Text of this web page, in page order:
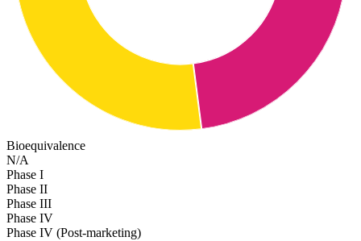
Bioequivalence
N/A
Phase I
Phase II
Phase III
Phase IV
Phase IV (Post-marketing)